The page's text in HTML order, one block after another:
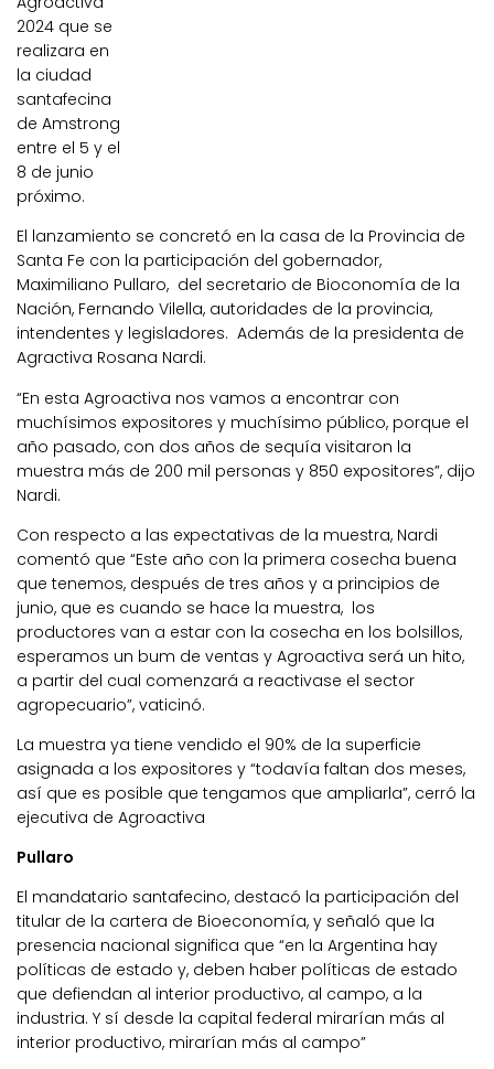
2024 que se
realizara en
la ciudad
santafecina
de Amstrong
entre el 5 y el
8 de junio
próximo.
El lanzamiento se concretó en la casa de la Provincia de
Santa Fe con la participación del gobernador,
Maximiliano Pullaro, del secretario de Bioconomía de la
Nación, Fernando Vilella, autoridades de la provincia,
intendentes y legisladores. Además de la presidenta de
Agractiva Rosana Nardi.
“En esta Agroactiva nos vamos a encontrar con
muchísimos expositores y muchísimo público, porque el
año pasado, con dos años de sequía visitaron la
muestra más de 200 mil personas y 850 expositores”, dijo
Nardi.
Con respecto a las expectativas de la muestra, Nardi
comentó que “Este año con la primera cosecha buena
que tenemos, después de tres años y a principios de
junio, que es cuando se hace la muestra, los
productores van a estar con la cosecha en los bolsillos,
esperamos un bum de ventas y Agroactiva será un hito,
a partir del cual comenzará a reactivase el sector
agropecuario”, vaticinó.
La muestra ya tiene vendido el 90% de la superficie
asignada a los expositores y “todavía faltan dos meses,
así que es posible que tengamos que ampliarla”, cerró la
ejecutiva de Agroactiva
Pullaro
El mandatario santafecino, destacó la participación del
titular de la cartera de Bioeconomía, y señaló que la
presencia nacional significa que “en la Argentina hay
políticas de estado y, deben haber políticas de estado
que defiendan al interior productivo, al campo, a la
industria. Y sí desde la capital federal mirarían más al
interior productivo, mirarían más al campo”